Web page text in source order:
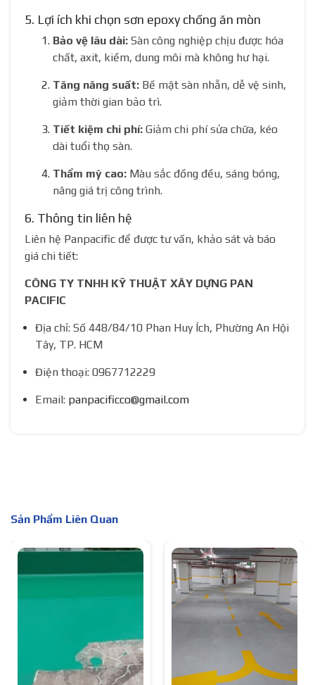
5. Lợi ích khi chọn sơn epoxy chống ăn mòn
Bảo vệ lâu dài: Sàn công nghiệp chịu được hóa
chất, axit, kiềm, dung môi mà không hư hại.
Tăng năng suất: Bề mặt sàn nhẵn, dễ vệ sinh,
giảm thời gian bảo trì.
Tiết kiệm chi phí: Giảm chi phí sửa chữa, kéo
dài tuổi thọ sàn.
Thẩm mỹ cao: Màu sắc đồng đều, sáng bóng,
nâng giá trị công trình.
6. Thông tin liên hệ
Liên hệ Panpacific để được tư vấn, khảo sát và báo
giá chi tiết:
CÔNG TY TNHH KỸ THUẬT XÂY DỰNG PAN
PACIFIC
Địa chỉ: Số 448/84/10 Phan Huy Ích, Phường An Hội
Tây, TP. HCM
Điện thoại: 0967712229
Email: panpacificco@gmail.com
Sản Phẩm Liên Quan